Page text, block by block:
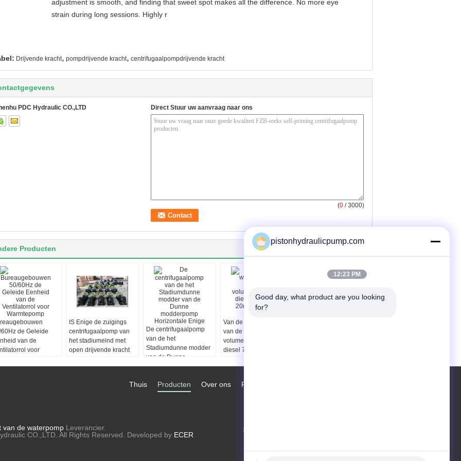
adjustment is smooth, and finding that sweet spot makes all the difference. No more eye
strain during long sessions. Highly r
Drijvende kracht, pompdrijvende kracht, centrifugaalpompdrijvende kracht
PDC Hydraulic CO.,LTD Direct Stuur uw aanvraag naar ons
(0 / 3000)
Producten
de Geleide
van de
voor
IS Enige de zuigings
centrifugaalpomp van
het stadiumeind met
open drijvende kracht
De centrifugaalpomp
van de het
Stadiumdunne modder
van de Dunne
modderpomp
Van de het waterpomp
van de hoog
volumehoge druk
diesel 750m3/h 20m
Fabrieksreis
Over ons
Producten
Thuis
van de waterpomp Leverancier.
CO.,LTD. All Rights Reserved. Developed by ECER
xinsheng Industriezone, luoshe stad,
pistonhydraulicpump.com
12:23 PM
Good day, what product are you looking
for?